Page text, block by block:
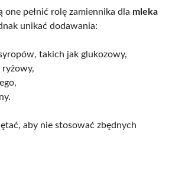
one pełnić rolę zamiennika dla mleka
unikać dodawania:
takich jak glukozowy,
ryżowy,
aby nie stosować zbędnych